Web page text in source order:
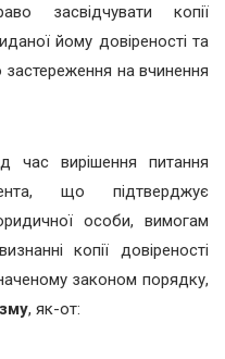
засвідчувати копії
йому довіреності та
застереження на вчинення
час вирішення питання
що підтверджує
особи, вимогам
копії довіреності
законом порядку,
, як-от: